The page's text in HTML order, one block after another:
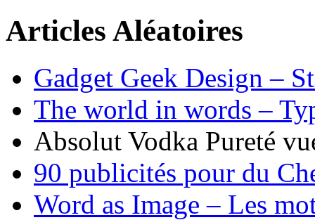
Articles Aléatoires
Gadget Geek Design –
The world in words –
Absolut Vodka Pureté
90 publicités pour du
Word as Image – Les